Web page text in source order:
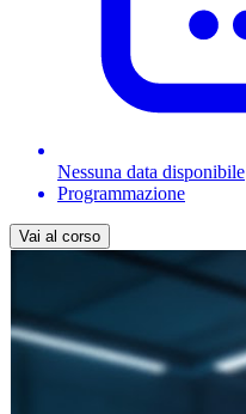
Nessuna data disponibile
Programmazione
Vai al corso